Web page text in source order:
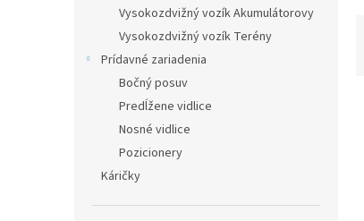
Vysokozdvižný vozík Akumulátorovy
Vysokozdvižný vozík Terény
Prídavné zariadenia
Bočný posuv
Predĺžene vidlice
Nosné vidlice
Pozicionery
Káričky